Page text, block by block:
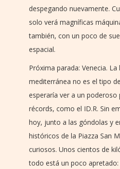
despegando nuevamente.
solo verá magníficas
también, con un poco de
espacial.
Próxima parada: Venecia.
mediterránea no es el tipo
esperaría ver a un poderoso
récords, como el ID.R. Sin
hoy, junto a las góndolas y
históricos de la Piazza San
curiosos. Unos cientos de
todo está un poco